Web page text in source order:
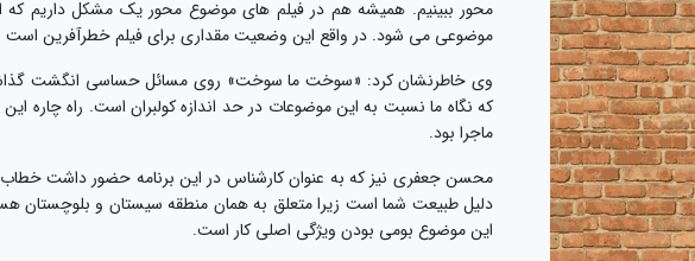
محور ببینیم. همیشه هم در فیلم های موضوع محور یک مشکل داریم که
موضوعی می شود. در واقع این وضعیت مقداری برای فیلم خطرآفرین
وی خاطرنشان کرد: «سوخت ما سوخت» روی مسائل حساسی انگشت
که نگاه ما نسبت به این موضوعات در حد اندازه کولبران است. راه چاره
ماجرا بود.
محسن جعفری نیز که به عنوان کارشناس در این برنامه حضور داشت خطاب
دلیل طبیعت شما است زیرا متعلق به همان منطقه سیستان و بلوچستان
این موضوع بومی بودن ویژگی اصلی کار است.